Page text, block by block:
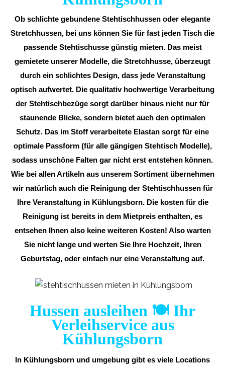
Ob schlichte gebundene Stehtischhussen oder elegante
Stretchhussen, bei uns können Sie für fast jeden Tisch die
passende Stehtischusse günstig mieten. Das meist
gemietete unserer Modelle, die Stretchhusse, überzeugt
durch ein schlichtes Design, dass jede Veranstaltung
optisch aufwertet. Die qualitativ hochwertige Verarbeitung
der Stehtischbezüge sorgt darüber hinaus nicht nur für
staunende Blicke, sondern bietet auch den optimalen
Schutz. Das im Stoff verarbeitete Elastan sorgt für eine
optimale Passform (für alle gängigen Stehtisch Modelle),
sodass unschöne Falten gar nicht erst entstehen können.
Wie bei allen Artikeln aus unserem Sortiment übernehmen
wir natürlich auch die Reinigung der Stehtischhussen für
Ihre Veranstaltung in Kühlungsborn. Die kosten für die
Reinigung ist bereits in dem Mietpreis enthalten, es
entsehen Ihnen also keine weiteren Kosten! Also warten
Sie nicht lange und werten Sie Ihre Hochzeit, Ihren
Geburtstag, oder einfach nur eine Veranstaltung auf.
Hussen ausleihen 🍽️ Ihr
Verleihservice aus
Kühlungsborn
In Kühlungsborn und umgebung gibt es viele Locations